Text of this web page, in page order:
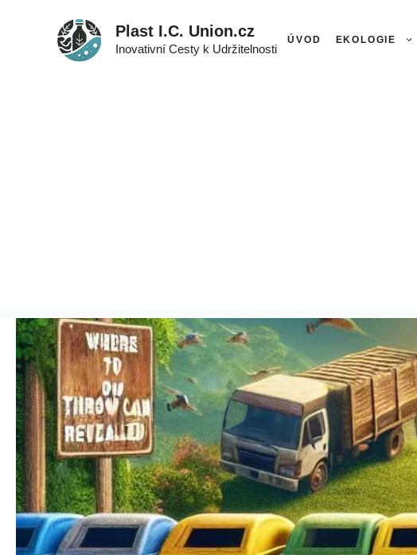
Plast I.C. Union.cz
Inovativní Cesty k Udržitelnosti
ÚVOD EKOLOGIE